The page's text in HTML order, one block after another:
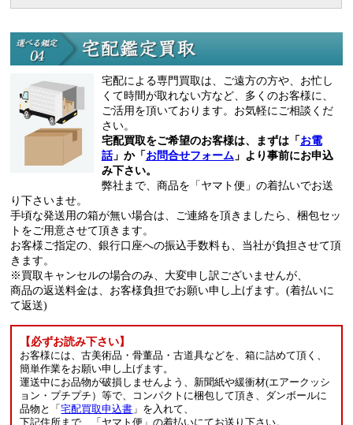
宅配による専門買取は、ご遠方の方や、お忙し
くて時間が取れない方など、多くのお客様に、
ご活用を頂いております。お気軽にご相談くだ
さい。
宅配買取をご希望のお客様は、まずは「お電
話」か「お問合せフォーム」より事前にお申込
み下さい。
弊社まで、商品を「ヤマト便」の着払いでお送
り下さいませ。
手頃な発送用の箱が無い場合は、ご連絡を頂きましたら、梱包セッ
トをご用意させて頂きます。
お客様ご指定の、銀行口座への振込手数料も、当社が負担させて頂
きます。
※買取キャンセルの場合のみ、大変申し訳ございませんが、
商品の返送料金は、お客様負担でお願い申し上げます。(着払いに
て返送)
【必ずお読み下さい】
お客様には、古美術品・骨董品・古道具などを、箱に詰めて頂く、
簡単作業をお願い申し上げます。
運送中にお品物が破損しませんよう、新聞紙や緩衝材(エアークッシ
ョン・プチプチ）等で、コンパクトに梱包して頂き、ダンボールに
品物と「宅配買取申込書 」を入れて、
下記住所まで、「ヤマト便」の着払いにてお送り下さい。